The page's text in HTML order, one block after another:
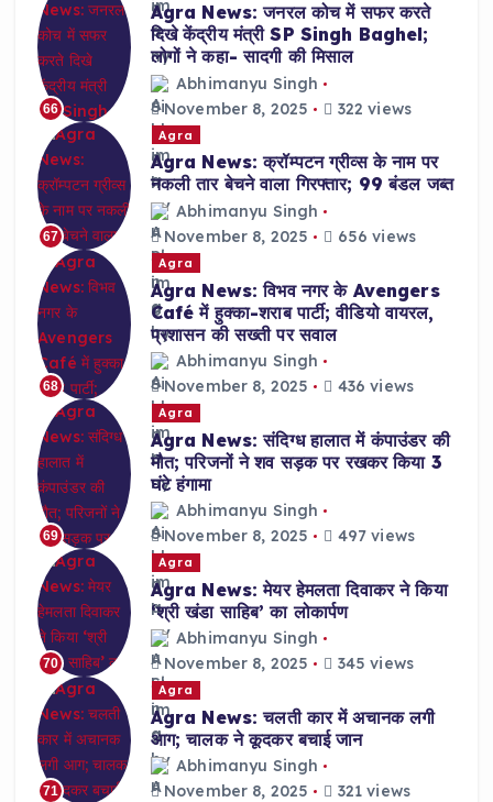
66
Agra News: जनरल कोच में सफर करते
दिखे केंद्रीय मंत्री SP Singh Baghel;
लोगों ने कहा- सादगी की मिसाल
Abhimanyu Singh
November 8, 2025
322 views
67
Agra
Agra News: क्रॉम्पटन ग्रीव्स के नाम पर
नकली तार बेचने वाला गिरफ्तार; 99 बंडल जब्त
Abhimanyu Singh
November 8, 2025
656 views
68
Agra
Agra News: विभव नगर के Avengers
Café में हुक्का-शराब पार्टी; वीडियो वायरल,
प्रशासन की सख्ती पर सवाल
Abhimanyu Singh
November 8, 2025
436 views
69
Agra
Agra News: संदिग्ध हालात में कंपाउंडर की
मौत; परिजनों ने शव सड़क पर रखकर किया 3
घंटे हंगामा
Abhimanyu Singh
November 8, 2025
497 views
70
Agra
Agra News: मेयर हेमलता दिवाकर ने किया
‘श्री खंडा साहिब’ का लोकार्पण
Abhimanyu Singh
November 8, 2025
345 views
71
Agra
Agra News: चलती कार में अचानक लगी
आग; चालक ने कूदकर बचाई जान
Abhimanyu Singh
November 8, 2025
321 views